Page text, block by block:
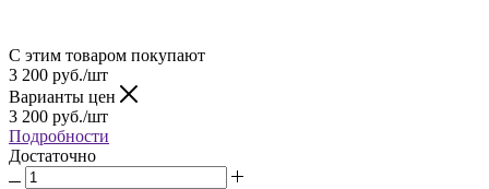
С этим товаром покупают
3 200 руб./шт
Варианты цен
3 200 руб./шт
Подробности
Достаточно